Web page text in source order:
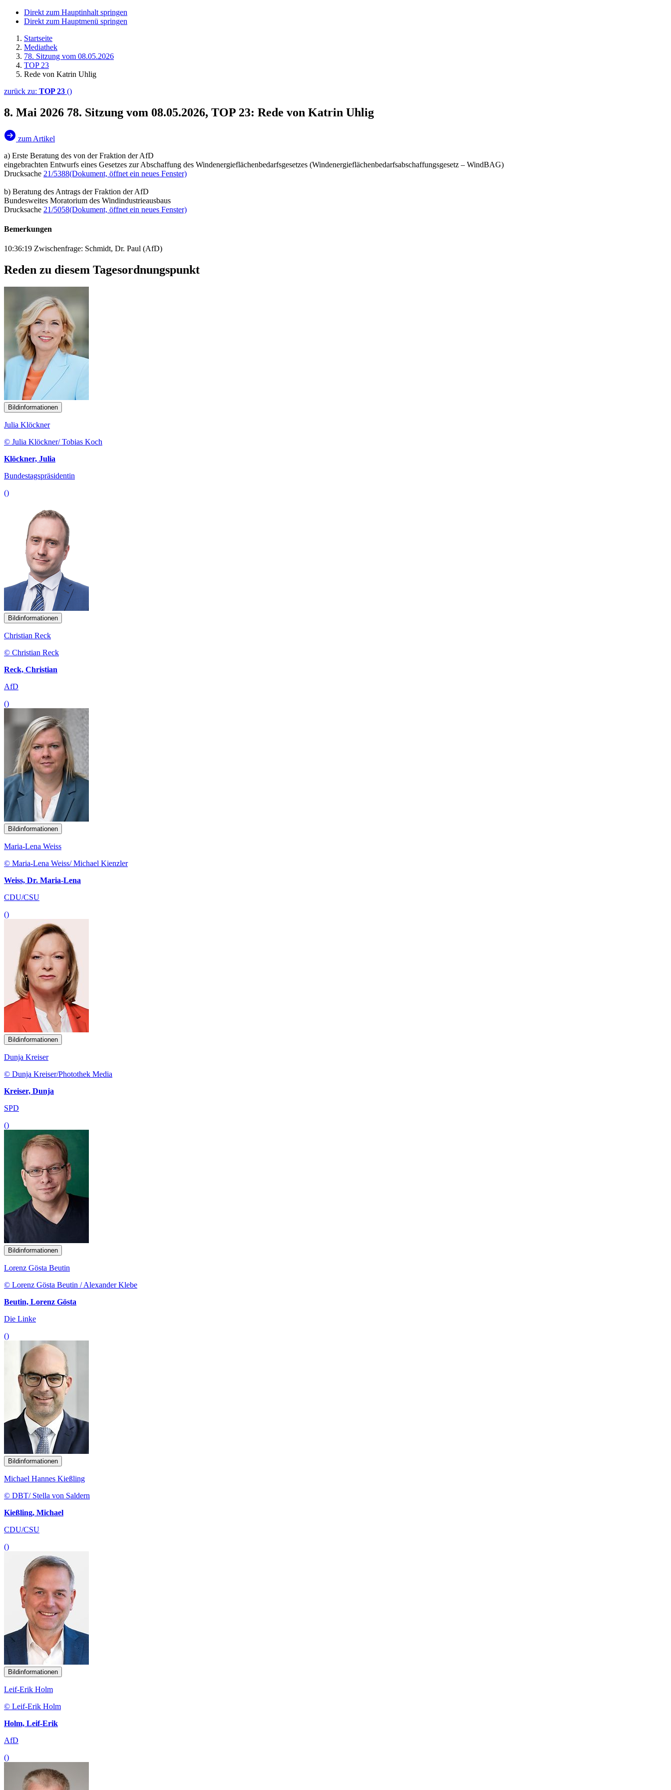
Direkt zum Hauptinhalt springen
Direkt zum Hauptmenü springen
Startseite
Mediathek
78. Sitzung vom 08.05.2026
TOP 23
Rede von Katrin Uhlig
zurück zu: TOP 23 ()
8. Mai 2026 78. Sitzung vom 08.05.2026, TOP 23: Rede von Katrin Uhlig
zum Artikel
a) Erste Beratung des von der Fraktion der AfD
eingebrachten Entwurfs eines Gesetzes zur Abschaffung des Windenergieflächenbedarfsgesetzes (Windenergieflächenbedarfsabschaffungsgesetz – WindBAG)
Drucksache 21/5388(Dokument, öffnet ein neues Fenster)
b) Beratung des Antrags der Fraktion der AfD
Bundesweites Moratorium des Windindustrieausbaus
Drucksache 21/5058(Dokument, öffnet ein neues Fenster)
Bemerkungen
10:36:19 Zwischenfrage: Schmidt, Dr. Paul (AfD)
Reden zu diesem Tagesordnungspunkt
Bildinformationen
Julia Klöckner
© Julia Klöckner/ Tobias Koch
Klöckner, Julia
Bundestagspräsidentin
()
Bildinformationen
Christian Reck
© Christian Reck
Reck, Christian
AfD
()
Bildinformationen
Maria-Lena Weiss
© Maria-Lena Weiss/ Michael Kienzler
Weiss, Dr. Maria-Lena
CDU/CSU
()
Bildinformationen
Dunja Kreiser
© Dunja Kreiser/Photothek Media
Kreiser, Dunja
SPD
()
Bildinformationen
Lorenz Gösta Beutin
© Lorenz Gösta Beutin / Alexander Klebe
Beutin, Lorenz Gösta
Die Linke
()
Bildinformationen
Michael Hannes Kießling
© DBT/ Stella von Saldern
Kießling, Michael
CDU/CSU
()
Bildinformationen
Leif-Erik Holm
© Leif-Erik Holm
Holm, Leif-Erik
AfD
()